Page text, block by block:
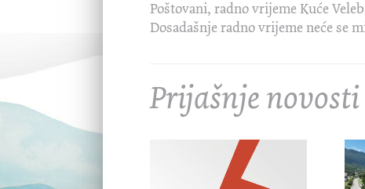
Poštovani, radno vrijeme Kuće
Dosadašnje radno vrijeme neće se
Prijašnje novosti